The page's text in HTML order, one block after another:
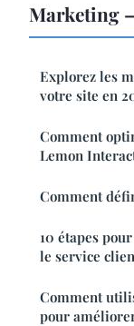
Marketing
Explorez les
votre site en
Comment
Lemon
Comment
10 étapes
le service
Comment
pour